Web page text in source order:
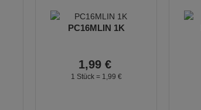
PC16MLIN 1K
1,99 €
1 Stück = 1, 99 €